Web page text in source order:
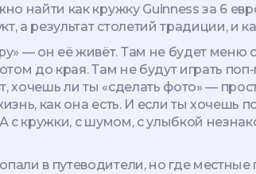
найти как кружку Guinness за 6
а результат столетий традиции, и
— он её живёт. Там не будет меню
до края. Там не будут играть
хочешь ли ты «сделать фото» —
как она есть. И если ты хочешь
с кружки, с шумом, с улыбкой
в путеводители, но где местные